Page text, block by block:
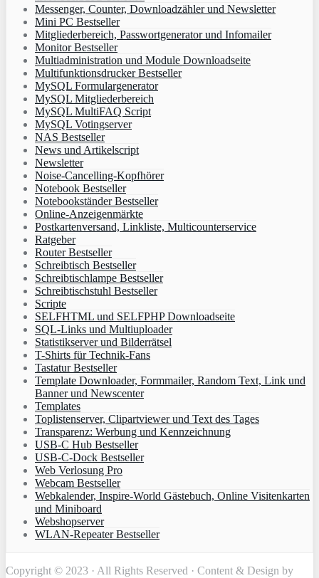
Messenger, Counter, Downloadzähler und Newsletter
Mini PC Bestseller
Mitgliederbereich, Passwortgenerator und Infomailer
Monitor Bestseller
Multiadministration und Module Downloadseite
Multifunktionsdrucker Bestseller
MySQL Formulargenerator
MySQL Mitgliederbereich
MySQL MultiFAQ Script
MySQL Votingserver
NAS Bestseller
News und Artikelscript
Newsletter
Noise-Cancelling-Kopfhörer
Notebook Bestseller
Notebookständer Bestseller
Online-Anzeigenmärkte
Postkartenversand, Linkliste, Multicounterservice
Ratgeber
Router Bestseller
Schreibtisch Bestseller
Schreibtischlampe Bestseller
Schreibtischstuhl Bestseller
Scripte
SELFHTML und SELFPHP Downloadseite
SQL-Links und Multiuploader
Statistikserver und Bilderrätsel
T-Shirts für Technik-Fans
Tastatur Bestseller
Template Downloader, Formmailer, Random Text, Link und
Banner und Newscenter
Templates
Toplistenserver, Clipartviewer und Text des Tages
Transparenz: Werbung und Kennzeichnung
USB-C Hub Bestseller
USB-C-Dock Bestseller
Web Verlosung Pro
Webcam Bestseller
Webkalender, Inspire-World Gästebuch, Online Visitenkarten
und Miniboard
Webshopserver
WLAN-Repeater Bestseller
Copyright © 2023 · All Rights Reserved · Content & Design by